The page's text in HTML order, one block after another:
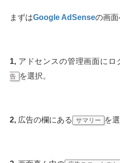
まずはGoogle AdSenseの画面
1, アドセンスの管理画面にロ
告 を選択。
2, 広告の欄にある サマリー を選